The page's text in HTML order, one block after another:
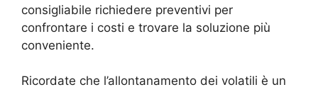
consigliabile richiedere preventivi per
confrontare i costi e trovare la soluzione più
conveniente.
Ricordate che l’allontanamento dei volatili è un